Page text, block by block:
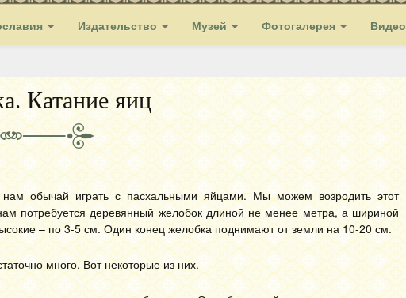
Издательство Музей Фотогалерея Видео
Катание яиц
обычай играть с пасхальными яйцами. Мы можем возродить этот
потребуется деревянный желобок длиной не менее метра, а шириной
– по 3-5 см. Один конец желобка поднимают от земли на 10-20 см.
много. Вот некоторые из них.